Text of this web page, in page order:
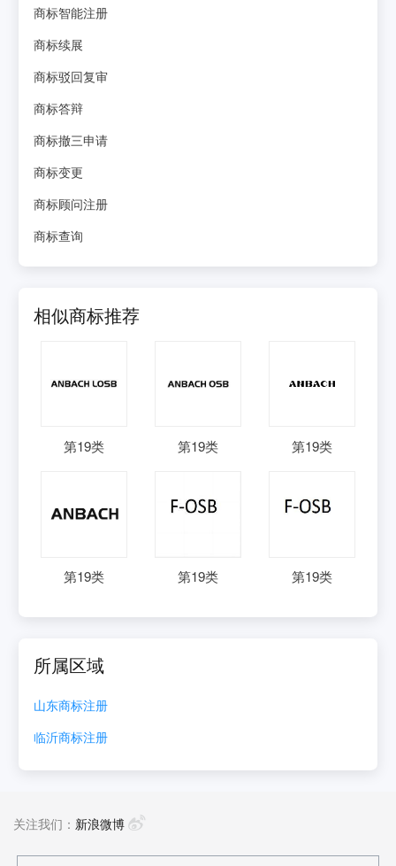
商标智能注册
商标续展
商标驳回复审
商标答辩
商标撤三申请
商标变更
商标顾问注册
商标查询
相似商标推荐
第19类 第19类 第19类
第19类 第19类 第19类
所属区域
山东商标注册
临沂商标注册